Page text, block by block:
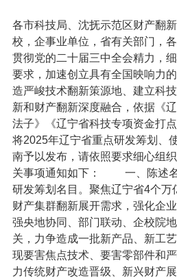
各市科技局、沈抚示范区财产翻
校，企事业单位，省有关部门，各
贯彻党的二十届三中全会精力，
要求，加速创立具有全国映响力
造严峻技术翻新策源地、建立科
新和财产翻新深度融合，依据《
法子》《辽宁省科技专项资金打
将2025年辽宁省重点研发筹划、
南予以发布，请依照要求细心组
关事项通知如下：
一、陈述名
研发筹划名目。聚焦辽宁省4个万
财产集群翻新展开需求，强化企
强央地协同、部门联动、企校院
关，力争造成一批新产品、新工
现要害焦点技术、要害零部件和
力传统财产改造晋级、新兴财产